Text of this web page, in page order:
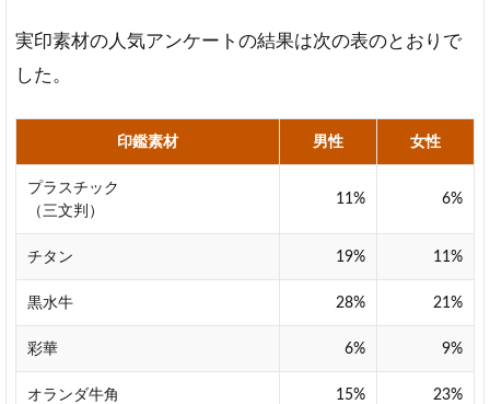
人
印
女
に
実印素材の人気アンケートの結果は次の表のとおりで
した。
印鑑素材 男性 女性
プラスチック
（三文判）
11% 6%
チタン 19% 11%
黒水牛 28% 21%
彩華 6% 9%
オランダ牛角 15% 23%